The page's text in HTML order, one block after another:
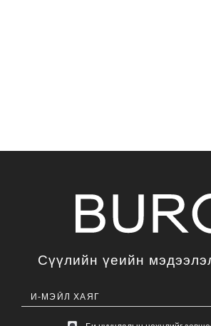
Сүүлийн үеийн